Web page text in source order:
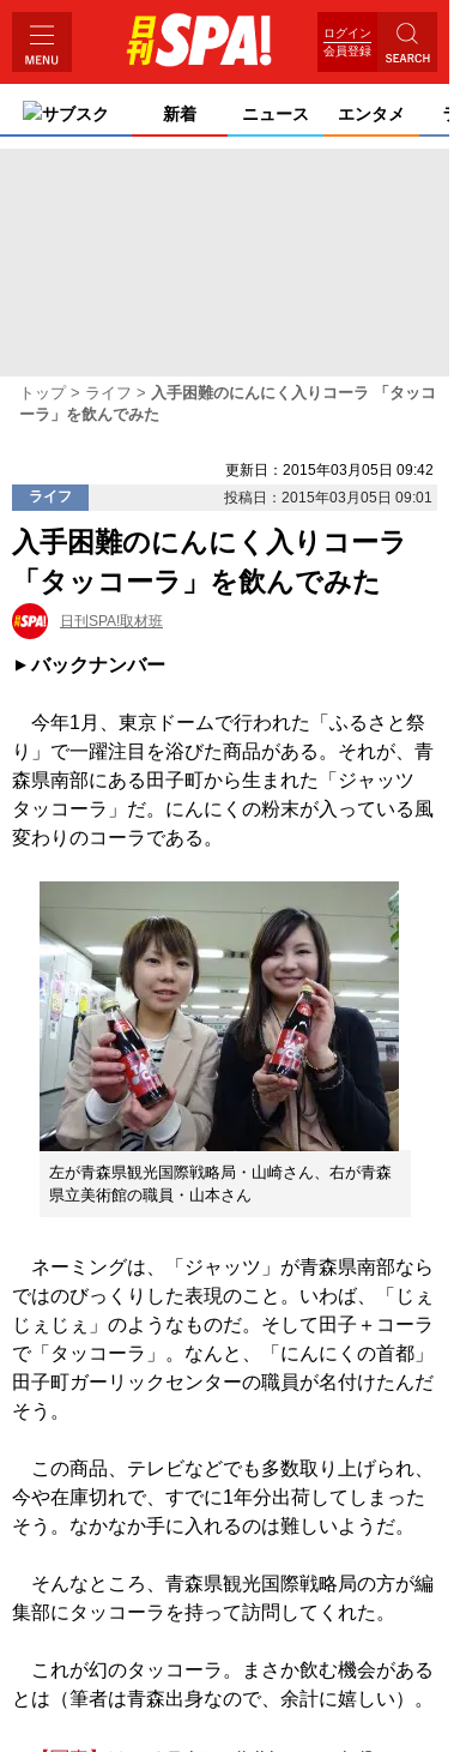
ログイン
会員登録
サブスク 新着 ニュース エンタメ
トップ ライフ
入手困難のにんにく入りコーラ 「タッコ
ーラ」を飲んでみた
更新日：2015年03月05日 09:42
ライフ
投稿日：2015年03月05日 09:01
入手困難のにんにく入りコーラ
「タッコーラ」を飲んでみた
日刊SPA!取材班
バックナンバー
今年1月、東京ドームで行われた「ふるさと祭
り」で一躍注目を浴びた商品がある。それが、青
森県南部にある田子町から生まれた「ジャッツ
タッコーラ」だ。にんにくの粉末が入っている風
変わりのコーラである。
左が青森県観光国際戦略局・山崎さん、右が青森
県立美術館の職員・山本さん
ネーミングは、「ジャッツ」が青森県南部なら
ではのびっくりした表現のこと。いわば、「じぇ
じぇじぇ」のようなものだ。そして田子＋コーラ
で「タッコーラ」。なんと、「にんにくの首都」
田子町ガーリックセンターの職員が名付けたんだ
そう。
この商品、テレビなどでも多数取り上げられ、
今や在庫切れで、すでに1年分出荷してしまった
そう。なかなか手に入れるのは難しいようだ。
そんなところ、青森県観光国際戦略局の方が編
集部にタッコーラを持って訪問してくれた。
これが幻のタッコーラ。まさか飲む機会がある
とは（筆者は青森出身なので、余計に嬉しい）。